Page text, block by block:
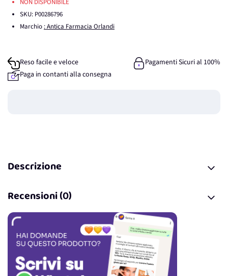
NON DISPONIBILE
SKU: P00286796
Marchio : Antica Farmacia Orlandi
Reso facile e veloce
Pagamenti Sicuri al 100%
Paga in contanti alla consegna
Descrizione
Recensioni (0)